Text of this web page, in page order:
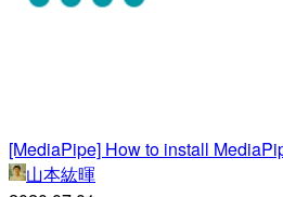
[MediaPipe] How to install
山本紘暉